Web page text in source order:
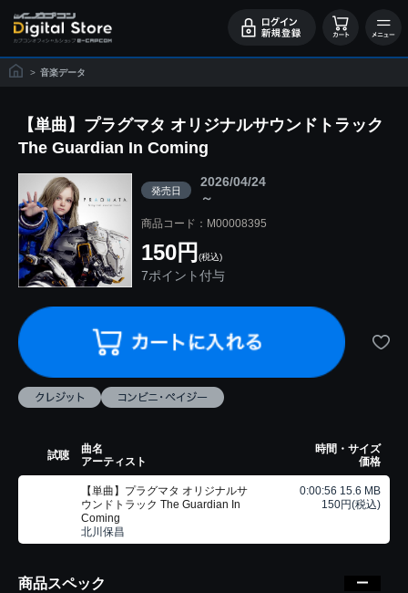
> 音楽データ
【単曲】プラグマタ オリジナルサウンドトラック
The Guardian In Coming
発売日
2026/04/24
～
商品コード：M00008395
150円 (税込)
7ポイント付与
試聴
曲名
アーティスト
時間・サイズ
価格
【単曲】プラグマタ オリジナルサ
ウンドトラック The Guardian In
Coming
北川保昌
0:00:56 15.6 MB
150円(税込)
商品スペック